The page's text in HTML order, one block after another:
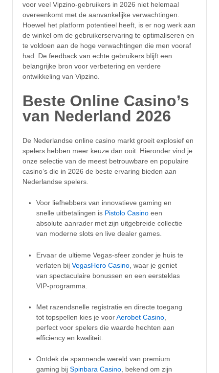
voor veel Vipzino-gebruikers in 2026 niet helemaal
overeenkomt met de aanvankelijke verwachtingen.
Hoewel het platform potentieel heeft, is er nog werk aan
de winkel om de gebruikerservaring te optimaliseren en
te voldoen aan de hoge verwachtingen die men vooraf
had. De feedback van echte gebruikers blijft een
belangrijke bron voor verbetering en verdere
ontwikkeling van Vipzino.
Beste Online Casino’s
van Nederland 2026
De Nederlandse online casino markt groeit explosief en
spelers hebben meer keuze dan ooit. Hieronder vind je
onze selectie van de meest betrouwbare en populaire
casino’s die in 2026 de beste ervaring bieden aan
Nederlandse spelers.
Voor liefhebbers van innovatieve gaming en
snelle uitbetalingen is Pistolo Casino een
absolute aanrader met zijn uitgebreide collectie
van moderne slots en live dealer games.
Ervaar de ultieme Vegas-sfeer zonder je huis te
verlaten bij VegasHero Casino , waar je geniet
van spectaculaire bonussen en een eersteklas
VIP-programma.
Met razendsnelle registratie en directe toegang
tot topspellen kies je voorAerobet Casino
perfect voor spelers die waarde hechten aan
efficiency en kwaliteit.
Ontdek de spannende wereld van premium
gaming bij Spinbara Casino, bekend om zijn